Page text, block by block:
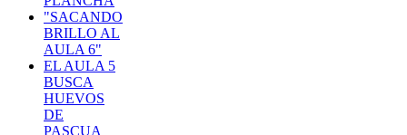
"SACANDO
BRILLO AL
AULA 6"
EL AULA 5
BUSCA
HUEVOS
DE
PASCUA